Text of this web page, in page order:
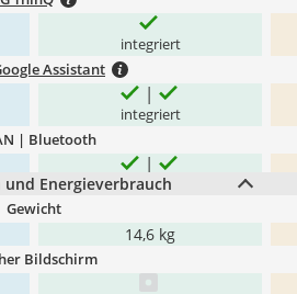
integriert
Assistant
integriert
| Bluetooth
und Energieverbrauch
Gewicht
14,6 kg
Bildschirm